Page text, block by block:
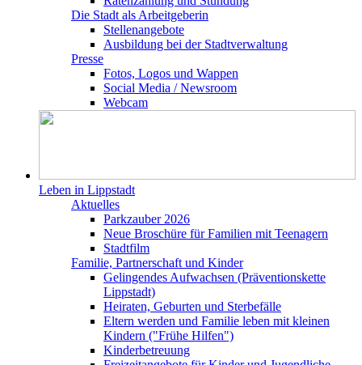
Die Stadt als Arbeitgeberin
Stellenangebote
Ausbildung bei der Stadtverwaltung
Presse
Fotos, Logos und Wappen
Social Media / Newsroom
Webcam
Leben in Lippstadt
Aktuelles
Parkzauber 2026
Neue Broschüre für Familien mit Teenagern
Stadtfilm
Familie, Partnerschaft und Kinder
Gelingendes Aufwachsen (Präventionskette
Lippstadt)
Heiraten, Geburten und Sterbefälle
Eltern werden und Familie leben mit kleinen
Kindern ("Frühe Hilfen")
Kinderbetreuung